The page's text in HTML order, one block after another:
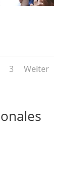
3 Weiter